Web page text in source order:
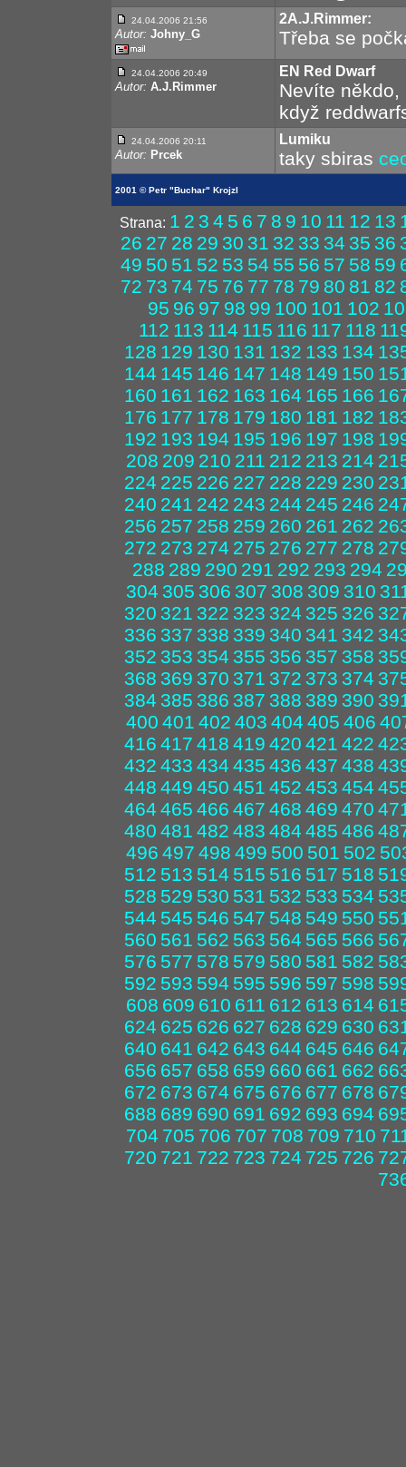
24.04.2006 21:56
Autor: Johny_G
2A.J.Rimmer:
Třeba se
24.04.2006 20:49
Autor: A.J.Rimmer
EN Red Dwarf
Nevíte někdo,
když
24.04.2006 20:11
Autor: Prcek
Lumiku
taky sbiras
2001 © Petr "Buchar" Krojzl
Strana: 1 2 3 4 5 6 7 8 9 10 11 12 13
26 27 28 29 30 31 32 33 34 35 36
49 50 51 52 53 54 55 56 57 58 59
72 73 74 75 76 77 78 79 80 81 82
95 96 97 98 99 100 101 102
112 113 114 115 116 117 118
128 129 130 131 132 133 134
144 145 146 147 148 149 150
160 161 162 163 164 165 166
176 177 178 179 180 181 182
192 193 194 195 196 197 198
208 209 210 211 212 213 214
224 225 226 227 228 229 230
240 241 242 243 244 245 246
256 257 258 259 260 261 262
272 273 274 275 276 277 278
288 289 290 291 292 293 294
304 305 306 307 308 309 310
320 321 322 323 324 325 326
336 337 338 339 340 341 342
352 353 354 355 356 357 358
368 369 370 371 372 373 374
384 385 386 387 388 389 390
400 401 402 403 404 405 406
416 417 418 419 420 421 422
432 433 434 435 436 437 438
448 449 450 451 452 453 454
464 465 466 467 468 469 470
480 481 482 483 484 485 486
496 497 498 499 500 501 502
512 513 514 515 516 517 518
528 529 530 531 532 533 534
544 545 546 547 548 549 550
560 561 562 563 564 565 566
576 577 578 579 580 581 582
592 593 594 595 596 597 598
608 609 610 611 612 613 614
624 625 626 627 628 629 630
640 641 642 643 644 645 646
656 657 658 659 660 661 662
672 673 674 675 676 677 678
688 689 690 691 692 693 694
704 705 706 707 708 709 710
720 721 722 723 724 725 726